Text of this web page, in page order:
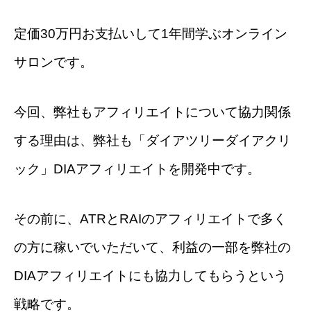
定価30万円お支払いして1年間学ぶオンライン
サロンです。
今回、弊社もアフィリエイトについて協力関係
する理由は、弊社も「ダイアツリーダイアクリ
ック」DIAアフィリエイトを開発中です。
その前に、ATRとRAIのアフィリエイトで多く
の方に稼いでいただいて、利益の一部を弊社の
DIAアフィリエイトにも協力してもらうという
戦略です。